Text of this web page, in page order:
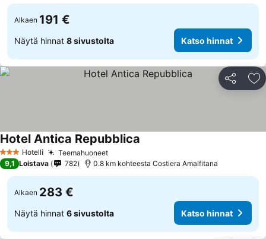
Alkaen 191 €
Näytä hinnat 8 sivustolta Katso hinnat
Jaa
3 Tähtiluokitus
Hotelli TeemahuoneetKatso hinnat
Hotel Antica Repubblica
9,1 Loistava 782 0.8 km kohteesta Costiera Amalfitana
Alkaen 283 €
Näytä hinnat 6 sivustolta Katso hinnat